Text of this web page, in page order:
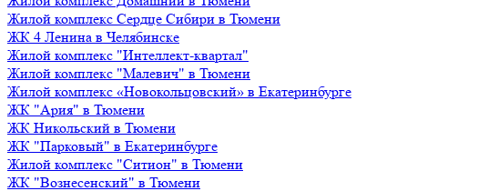
Жилой комплекс Сердце Сибири в Тюмени
ЖК 4 Ленина в Челябинске
Жилой комплекс "Интеллект-квартал"
Жилой комплекс "Малевич" в Тюмени
Жилой комплекс «Новокольцовский» в Екатеринбурге
ЖК "Ария" в Тюмени
ЖК Никольский в Тюмени
ЖК "Парковый" в Екатеринбурге
Жилой комплекс "Ситион" в Тюмени
ЖК "Вознесенский" в Тюмени